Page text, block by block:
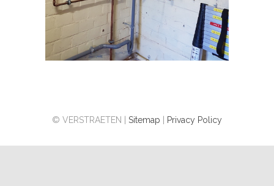
© VERSTRAETEN | Sitemap Privacy Policy